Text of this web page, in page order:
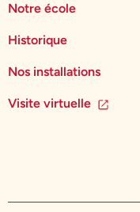
Notre école
Historique
Nos installations
Visite virtuelle